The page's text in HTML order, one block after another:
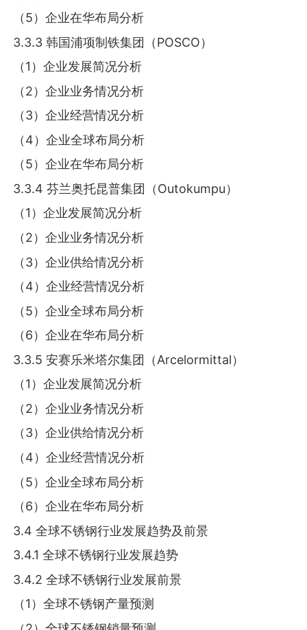
（5）企业在华布局分析
3.3.3 韩国浦项制铁集团（POSCO）
（1）企业发展简况分析
（2）企业业务情况分析
（3）企业经营情况分析
（4）企业全球布局分析
（5）企业在华布局分析
3.3.4 芬兰奥托昆普集团（Outokumpu）
（1）企业发展简况分析
（2）企业业务情况分析
（3）企业供给情况分析
（4）企业经营情况分析
（5）企业全球布局分析
（6）企业在华布局分析
3.3.5 安赛乐米塔尔集团（Arcelormittal）
（1）企业发展简况分析
（2）企业业务情况分析
（3）企业供给情况分析
（4）企业经营情况分析
（5）企业全球布局分析
（6）企业在华布局分析
3.4 全球不锈钢行业发展趋势及前景
3.4.1 全球不锈钢行业发展趋势
3.4.2 全球不锈钢行业发展前景
（1）全球不锈钢产量预测